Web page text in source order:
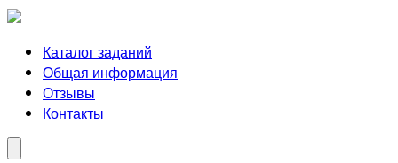
Каталог заданий
Общая информация
Отзывы
Контакты